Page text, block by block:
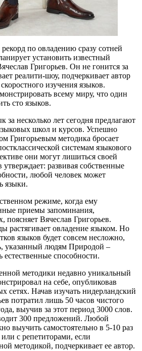
по овладению сразу сотней
установить известный
Григорьев. Он не гонится за
реалити-шоу, подчеркивает автор
изучения языков.
всему миру, что один
сто языков.
несколько лет сегодня предлагают
школ и курсов. Успешно
Григорьевым методика бросает
системам языкового
они могут лишиться своей
утверждает: развивая собственные
любой человек может
языки.
режиме, когда ему
приемы запоминания,
поясняет Вячеслав Григорьев.
растягивает овладение языком. Но
языков будет совсем несложно,
указанный людям Природой –
естественные способности.
методики недавно уникальный
на себе, опубликовав
сетях. Начав изучать нидерландский
потратил лишь 50 часов чистого
выучив за этот период 3000 слов.
300 предложений. Любой
выучить самостоятельно в 5-10 раз
с репетиторами, если
методикой, подчеркивает ее автор.